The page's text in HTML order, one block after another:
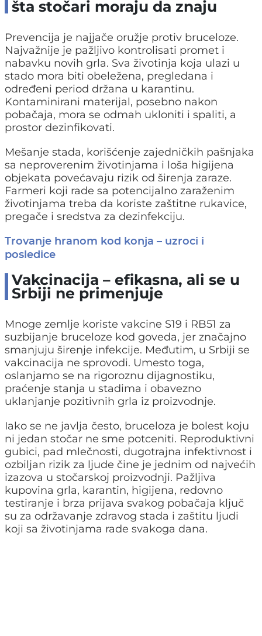
šta stočari moraju da znaju
Prevencija je najjače oružje protiv bruceloze.
Najvažnije je pažljivo kontrolisati promet i
nabavku novih grla. Sva životinja koja ulazi u
stado mora biti obeležena, pregledana i
određeni period držana u karantinu.
Kontaminirani materijal, posebno nakon
pobačaja, mora se odmah ukloniti i spaliti, a
prostor dezinfikovati.
Mešanje stada, korišćenje zajedničkih pašnjaka
sa neproverenim životinjama i loša higijena
objekata povećavaju rizik od širenja zaraze.
Farmeri koji rade sa potencijalno zaraženim
životinjama treba da koriste zaštitne rukavice,
pregače i sredstva za dezinfekciju.
Trovanje hranom kod konja – uzroci i
posledice
Vakcinacija – efikasna, ali se u
Srbiji ne primenjuje
Mnoge zemlje koriste vakcine S19 i RB51 za
suzbijanje bruceloze kod goveda, jer značajno
smanjuju širenje infekcije. Međutim, u Srbiji se
vakcinacija ne sprovodi. Umesto toga,
oslanjamo se na rigoroznu dijagnostiku,
praćenje stanja u stadima i obavezno
uklanjanje pozitivnih grla iz proizvodnje.
Iako se ne javlja često, bruceloza je bolest koju
ni jedan stočar ne sme potceniti. Reproduktivni
gubici, pad mlečnosti, dugotrajna infektivnost i
ozbiljan rizik za ljude čine je jednim od najvećih
izazova u stočarskoj proizvodnji. Pažljiva
kupovina grla, karantin, higijena, redovno
testiranje i brza prijava svakog pobačaja ključ
su za održavanje zdravog stada i zaštitu ljudi
koji sa životinjama rade svakoga dana.